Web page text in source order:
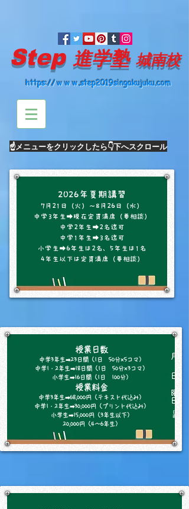
Step 進学塾 城南校
https://ｗｗｗ.step2019singakujuku.com
☝メニューをクリック​したら👇下へスクロール
2026年夏期講習
7月21日（火）～8月26日（水）
中学3年生➡現在定員満席（要相談）
中学2年生➡2名迄可
中学1年生➡3名迄可
小学生➡6年生は2名、5年生は1名
4年生以下は定員満席（要相談）
授業日数
中学3年生➡23日間（1日 50分×5コマ）
中学1・2年生➡18日間（1日 50分×3コマ）
小学生➡16日間（1日 100分）
授業料金
中学3年生➡68,000円（テキスト代込み）
中学1・2年生➡30,000円（プリント代込み）
小学生➡15,000円（3年生以下）
​20,000円（4～6年生）